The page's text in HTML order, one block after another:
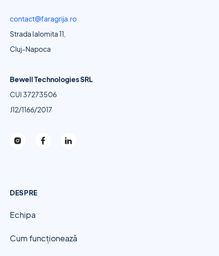
contact@faragrija.ro
Strada Ialomita 11,
Cluj-Napoca
Bewell Technologies SRL
CUI 37273506
J12/1166/2017
DESPRE
Echipa
Cum funcționează